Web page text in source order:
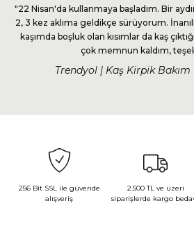
"22 Nisan'da kullanmaya başladım. Bir
2, 3 kez aklıma geldikçe sürüyorum.
kaşımda boşluk olan kısımlar da kaş
çok memnun kaldım,
Trendyol | Kaş Kirpik Bakım
256 Bit SSL ile güvende
alışveriş
2.500 TL ve üzeri
siparişlerde kargo